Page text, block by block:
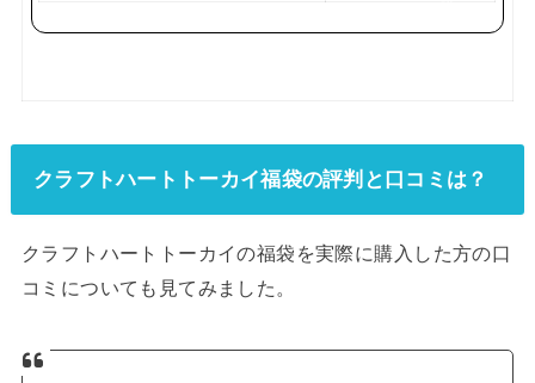
クラフトハートトーカイ福袋の評判と口コミは？
クラフトハートトーカイの福袋を実際に購入した方の口
コミについても見てみました。